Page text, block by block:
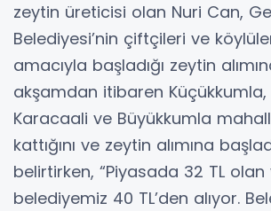
zeytin üreticisi olan Nuri Can,
Belediyesi’nin çiftçileri ve
amacıyla başladığı zeytin
akşamdan itibaren Küçükkumla,
Karacaali ve Büyükkumla
kattığını ve zeytin alımına
belirtirken, “Piyasada 32 TL olan
belediyemiz 40 TL’den alıyor.